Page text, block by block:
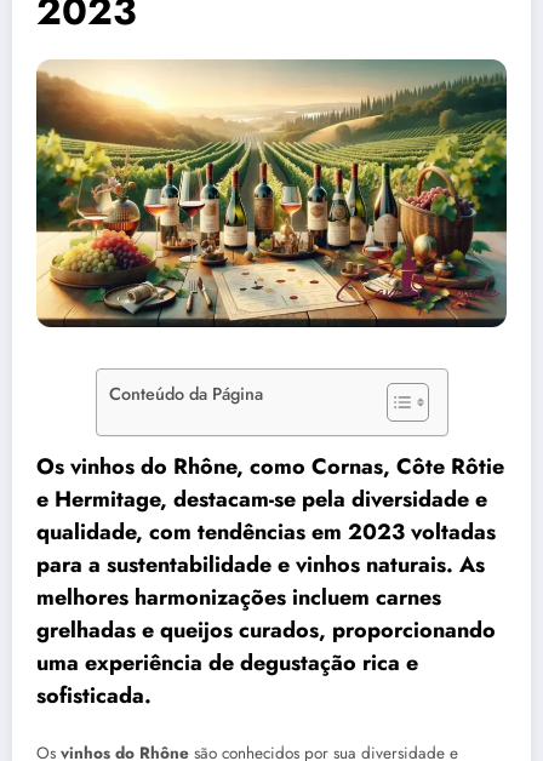
Conteúdo da Página
Os vinhos do Rhône, como Cornas, Côte Rôtie
e Hermitage, destacam-se pela diversidade e
qualidade, com tendências em 2023 voltadas
para a sustentabilidade e vinhos naturais. As
melhores harmonizações incluem carnes
grelhadas e queijos curados, proporcionando
uma experiência de degustação rica e
sofisticada.
Os vinhos do Rhône são conhecidos por sua diversidade e